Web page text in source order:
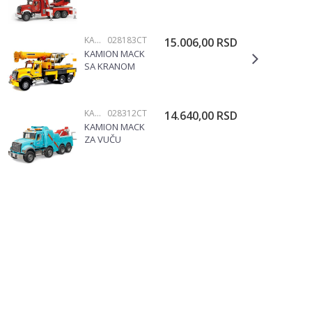
KAMIONI I BAGERI 028183CT
KAMION MACK
SA KRANOM
15.006,00 RSD
KAMIONI I BAGERI 028312CT
KAMION MACK
ZA VUČU
14.640,00 RSD